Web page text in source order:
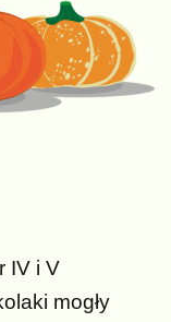
IV i V
mogły